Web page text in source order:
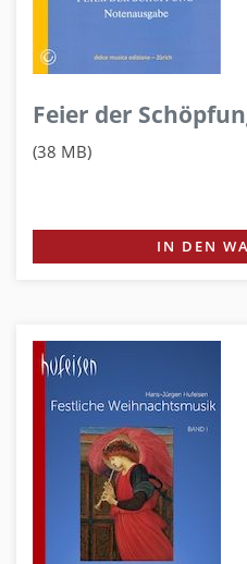
Feier der
(38 MB)
IN DEN